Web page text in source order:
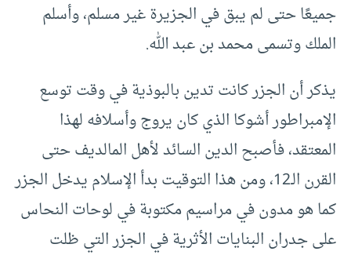
جميعًا حتى لم يبق في الجزيرة غير مسلم، وأسلم
الملك وتسمى محمد بن عبد الله.
يذكر أن الجزر كانت تدين بالبوذية في وقت توسع
الإمبراطور أشوكا الذي كان يروج وأسلافه لهذا
المعتقد، فأصبح الدين السائد لأهل المالديف حتى
القرن الـ12، ومن هذا التوقيت بدأ الإسلام يدخل الجزر
كما هو مدون في مراسيم مكتوبة في لوحات النحاس
على جدران البنايات الأثرية في الجزر التي ظلت